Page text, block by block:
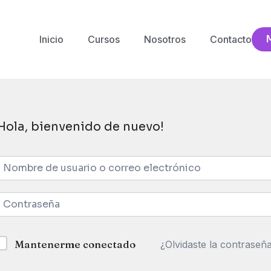
Inicio Cursos Nosotros Contacto
bienvenido de nuevo!
Mantenerme conectado ¿Olvidaste la